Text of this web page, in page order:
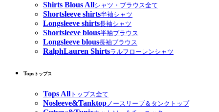
Shirts Blous Allシャツ・ブラウス全て
Shortsleeve shirts半袖シャツ
Longsleeve shirts長袖シャツ
Shortsleeve blous半袖ブラウス
Longsleeve blous長袖ブラウス
RalphLauren Shirtsラルフローレンシャツ
Tops トップス
Tops All トップス全て
Nosleeve&Tanktop ノースリーブ＆タンクトップ